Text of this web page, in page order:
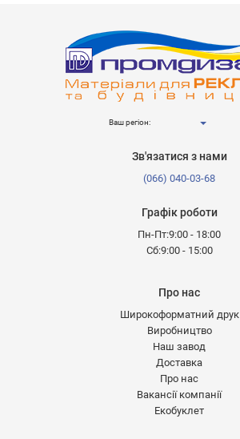
Ваш регіон:
Зв'язатися з нами
(066) 040-03-68
Графік роботи
Пн-Пт:9:00 - 18:00
Сб:9:00 - 15:00
Про нас
Широкоформатний друк
Виробництво
Наш завод
Доставка
Про нас
Вакансії компанії
Екобуклет